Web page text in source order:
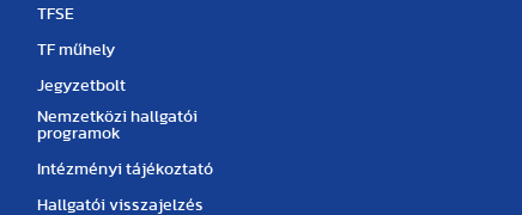
TFSE
TF műhely
Jegyzetbolt
Nemzetközi hallgatói
programok
Intézményi tájékoztató
Hallgatói visszajelzés